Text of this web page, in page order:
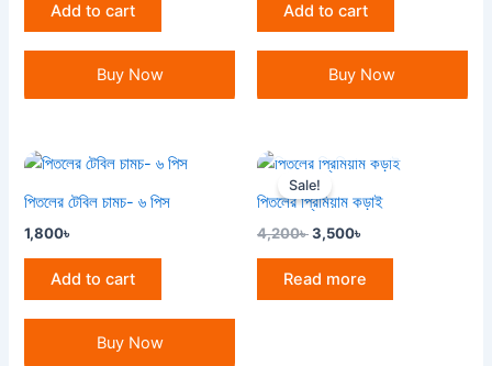
Add to cart
Buy Now
Add to cart
Buy Now
পিতলের টেবিল চামচ- ৬ পিস
1,800৳
Add to cart
Buy Now
Sale!
পিতলের প্রিমিয়াম কড়াই
4,200৳
Original
price
was:
4,200৳ .
3,500৳
Current
price
is:
3,500৳ .
Read more